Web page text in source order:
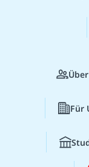
Für